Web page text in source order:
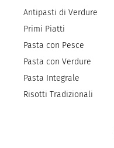
Antipasti di Verdure
Primi Piatti
Pasta con Pesce
Pasta con Verdure
Pasta Integrale
Risotti Tradizionali